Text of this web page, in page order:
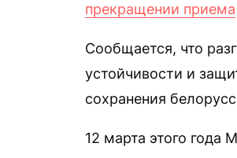
прекращении приема
Сообщается, что
устойчивости и
сохранения
12 марта этого года